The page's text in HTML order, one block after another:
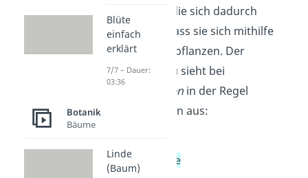
sind Pflanzen, die sich dadurch
auszeichnen, dass sie sich mithilfe
der Samen fortpflanzen. Der
Pflanzenaufbau sieht bei
Spermatophyten in der Regel
folgendermaßen aus:
Sprossachse
Blüte
einfach
erklärt
7/7 – Dauer:
03:36
Botanik
Bäume
Linde
(Baum)